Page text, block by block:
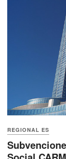
REGIONAL ES